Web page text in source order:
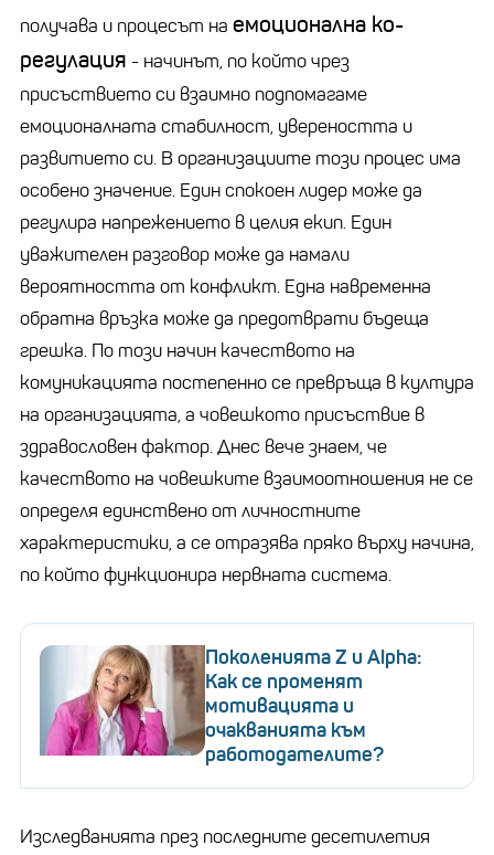
получава и процесът на емоционална ко-
регулация - начинът, по който чрез
присъствието си взаимно подпомагаме
емоционалната стабилност, увереността и
развитието си. В организациите този процес има
особено значение. Един спокоен лидер може да
регулира напрежението в целия екип. Един
уважителен разговор може да намали
вероятността от конфликт. Една навременна
обратна връзка може да предотврати бъдеща
грешка. По този начин качеството на
комуникацията постепенно се превръща в култура
на организацията, а човешкото присъствие в
здравословен фактор. Днес вече знаем, че
качеството на човешките взаимоотношения не се
определя единствено от личностните
характеристики, а се отразява пряко върху начина,
по който функционира нервната система.
Поколенията Z и Alpha:
Как се променят
мотивацията и
очакванията към
работодателите?
Изследванията през последните десетилетия